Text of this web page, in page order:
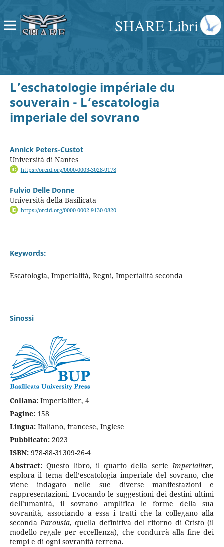
SHARE Libri
L’eschatologie impériale du
souverain - L’escatologia
imperiale del sovrano
Annick Peters-Custot
Università di Nantes
https://orcid.org/0000-0003-3028-9178
Fulvio Delle Donne
Università della Basilicata
https://orcid.org/0000-0002-9130-0820
Keywords:
Escatologia, Imperialità, Regni, Imperialità seconda
Sinossi
Collana:Imperialiter, 4
Pagine:158
Lingua:Italiano, francese, Inglese
Pubblicato: 2023
ISBN: 978-88-31309-26-4
Abstract:Questo libro, il quarto della serieImperialiter,
esplora il tema dell’escatologia imperiale del sovrano, che
viene indagato nelle sue diverse manifestazioni e
rappresentazioni. Evocando le suggestioni dei destini ultimi
dell’umanità, il sovrano amplifica le forme della sua
sovranità, associando a essa i tratti che la collegano alla
secondaParousia, quella definitiva del ritorno di Cristo (il
modello regale per eccellenza), che condurrà alla fine dei
tempi e di ogni sovranità terrena.